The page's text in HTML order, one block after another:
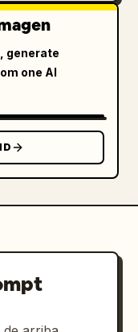
generate
one AI